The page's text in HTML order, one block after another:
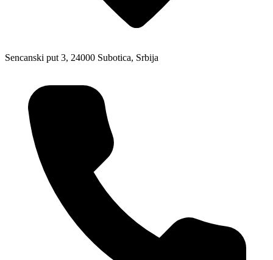
Sencanski put 3, 24000 Subotica, Srbija